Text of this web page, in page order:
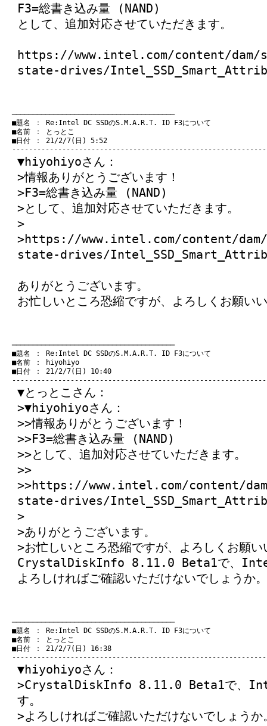
F3=総書き込み量 (NAND)
として、追加対応させていただきます。
https://www.intel.com/content/dam/
state-drives/
───────────────────────────────────────
■題名 ： Re:Intel DC SSDのS.M.A.R.T. ID F3について
■名前 ： とっとこ
■日付 ： 21/2/7(日) 5:52
▼hiyohiyoさん：
>情報ありがとうございます！
>F3=総書き込み量 (NAND)
>として、追加対応させていただきます。
>
>https://www.intel.com/content/
state-drives/
ありがとうございます。
お忙しいところ恐縮ですが、よろしくお願
───────────────────────────────────────
■題名 ： Re:Intel DC SSDのS.M.A.R.T. ID F3について
■名前 ： hiyohiyo
■日付 ： 21/2/7(日) 10:40
▼とっとこさん：
>▼hiyohiyoさん：
>>情報ありがとうございます！
>>F3=総書き込み量 (NAND)
>>として、追加対応させていただきます。
>>
>>https://www.intel.com/content/
state-drives/
>
>ありがとうございます。
>お忙しいところ恐縮ですが、よろしくお願
CrystalDiskInfo 8.11.0 Beta1で、Intel
よろしければご確認いただけないでしょうか。
───────────────────────────────────────
■題名 ： Re:Intel DC SSDのS.M.A.R.T. ID F3について
■名前 ： とっとこ
■日付 ： 21/2/7(日) 16:38
▼hiyohiyoさん：
>CrystalDiskInfo 8.11.0 Beta1で、
す。
>よろしければご確認いただけないでしょうか